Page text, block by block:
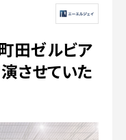
田ゼルビア
させていた